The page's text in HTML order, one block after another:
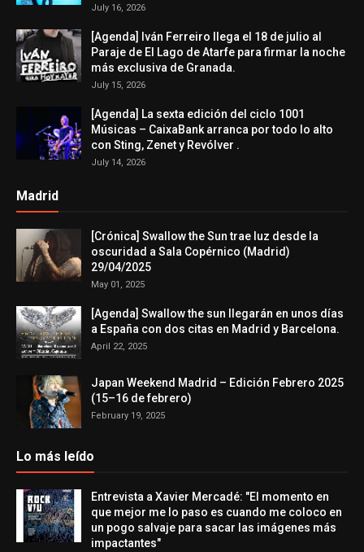
July 16, 2026
[Agenda] Iván Ferreiro llega el 18 de julio al
Paraje de El Lago de Atarfe para firmar la noche
más exclusiva de Granada.
July 15, 2026
[Agenda] La sexta edición del ciclo 1001
Músicas – CaixaBank arranca por todo lo alto
con Sting, Zenet y Revólver .
July 14, 2026
Madrid
[Crónica] Swallow the Sun trae luz desde la
oscuridad a Sala Copérnico (Madrid)
29/04/2025
May 01, 2025
[Agenda] Swallow the sun llegarán en unos días
a España con dos citas en Madrid y Barcelona.
April 22, 2025
Japan Weekend Madrid – Edición Febrero 2025
(15–16 de febrero)
February 19, 2025
Lo más leído
Entrevista a Xavier Mercadé: "El momento en
que mejor me lo paso es cuando me coloco en
un pogo salvaje para sacar las imágenes más
impactantes"